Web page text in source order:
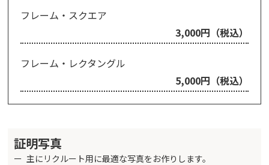
フレーム・スクエア
3,000円（税込）
フレーム・レクタングル
5,000円（税込）
証明写真
主にリクルート用に最適な写真をお作りします。